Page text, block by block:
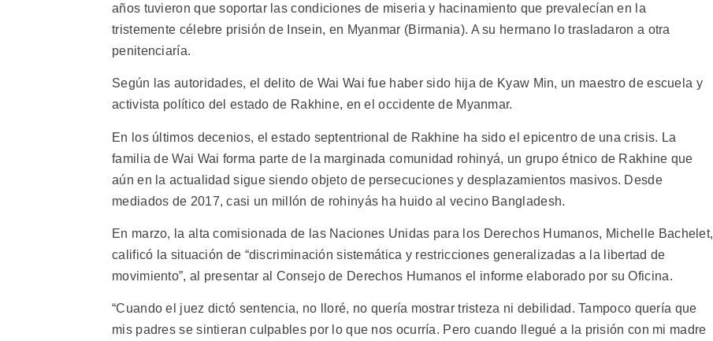
años tuvieron que soportar las condiciones de miseria y hacinamiento que prevalecían en la
tristemente célebre prisión de Insein, en Myanmar (Birmania). A su hermano lo trasladaron a otra
penitenciaría.
Según las autoridades, el delito de Wai Wai fue haber sido hija de Kyaw Min, un maestro de escuela y
activista político del estado de Rakhine, en el occidente de Myanmar.
En los últimos decenios, el estado septentrional de Rakhine ha sido el epicentro de una crisis. La
familia de Wai Wai forma parte de la marginada comunidad rohinyá, un grupo étnico de Rakhine que
aún en la actualidad sigue siendo objeto de persecuciones y desplazamientos masivos. Desde
mediados de 2017, casi un millón de rohinyás ha huido al vecino Bangladesh.
En marzo, la alta comisionada de las Naciones Unidas para los Derechos Humanos, Michelle Bachelet,
calificó la situación de “discriminación sistemática y restricciones generalizadas a la libertad de
movimiento”, al presentar al Consejo de Derechos Humanos el informe elaborado por su Oficina.
“Cuando el juez dictó sentencia, no lloré, no quería mostrar tristeza ni debilidad. Tampoco quería que
mis padres se sintieran culpables por lo que nos ocurría. Pero cuando llegué a la prisión con mi madre